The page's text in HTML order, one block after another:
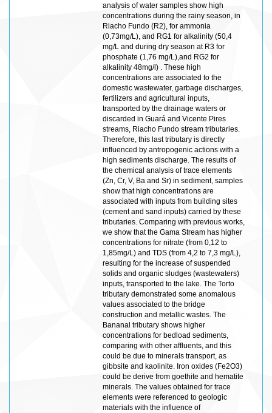
analysis of water samples show high
concentrations during the rainy season, in
Riacho Fundo (R2), for ammonia
(0,73mg/L), and RG1 for alkalinity (50,4
mg/L and during dry season at R3 for
phosphate (1,76 mg/L),and RG2 for
alkalinity 48mg/l) . These high
concentrations are associated to the
domestic wastewater, garbage discharges,
fertilizers and agricultural inputs,
transported by the drainage waters or
discarded in Guará and Vicente Pires
streams, Riacho Fundo stream tributaries.
Therefore, this last tributary is directly
influenced by antropogenic actions with a
high sediments discharge. The results of
the chemical analysis of trace elements
(Zn, Cr, V, Ba and Sr) in sediment, samples
show that high concentrations are
associated with inputs from building sites
(cement and sand inputs) carried by these
tributaries. Comparing with previous works,
we show that the Gama Stream has higher
concentrations for nitrate (from 0,12 to
1,85mg/L) and TDS (from 4,2 to 7,3 mg/L),
resulting for the increase of suspended
solids and organic sludges (wastewaters)
inputs, transported to the lake. The Torto
tributary demonstrated some anomalous
values associated to the bridge
construction and metallic wastes. The
Bananal tributary shows higher
concentrations for bedload sediments,
comparing with other affluents, and this
could be due to minerals transport, as
gibbsite and kaolinite. Iron oxides (Fe2O3)
could be derive from goethite and hematite
minerals. The values obtained for trace
elements were referenced to geologic
materials with the influence of